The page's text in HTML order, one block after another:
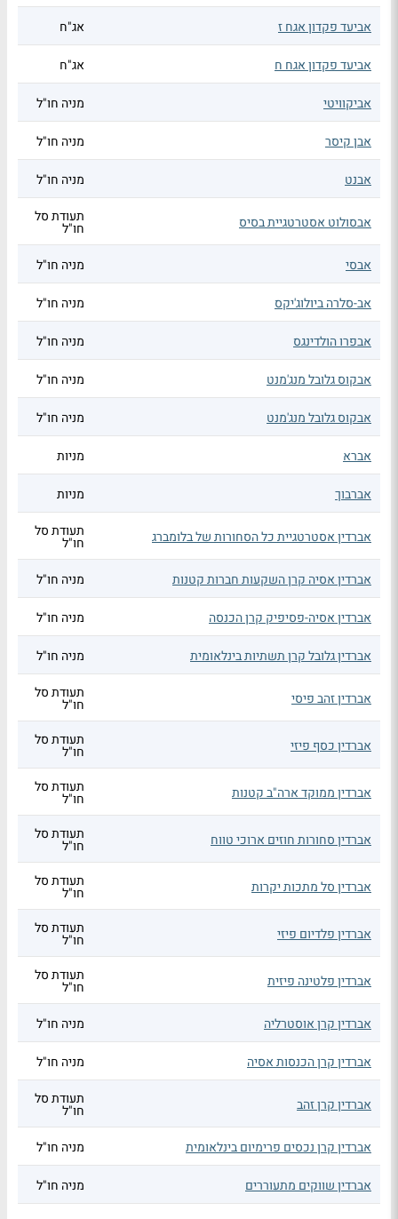
אביעד פקדון אגח ז אג"ח
אביעד פקדון אגח ח אג"ח
אביקוויטי מניה חו"ל
אבן קיסר מניה חו"ל
אבנט מניה חו"ל
אבסולוט אסטרטגיית בסיס תעודת סל
חו"ל
אבסי
מניה חו"ל
אב-סלרה ביולוג'יקס מניה חו"ל
אבפרו הולדינגס מניה חו"ל
אבקוס גלובל מנג'מנט מניה חו"ל
אבקוס גלובל מנג'מנט מניה חו"ל
אברא מניות
אברבוך מניות
אברדין אסטרטגיית כל הסחורות של בלומברג תעודת סל
חו"ל
אברדין אסיה קרן השקעות חברות קטנות
מניה חו"ל
אברדין אסיה-פסיפיק קרן הכנסה מניה חו"ל
אברדין גלובל קרן תשתיות בינלאומית מניה חו"ל
אברדין זהב פיסי תעודת סל
חו"ל
אברדין כסף פיזי תעודת סל
חו"ל
אברדין ממוקד ארה"ב קטנות תעודת סל
חו"ל
אברדין סחורות חוזים ארוכי טווח תעודת סל
חו"ל
אברדין סל מתכות יקרות תעודת סל
חו"ל
אברדין פלדיום פיזי תעודת סל
חו"ל
אברדין פלטינה פיזית תעודת סל
חו"ל
אברדין קרן אוסטרליה
מניה חו"ל
אברדין קרן הכנסות אסיה מניה חו"ל
אברדין קרן זהב תעודת סל
חו"ל
אברדין קרן נכסים פרימיום בינלאומית
מניה חו"ל
אברדין שווקים מתעוררים מניה חו"ל